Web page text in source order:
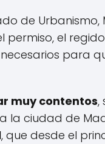
de Urbanismo,
el
para
muy contentos,
la ciudad de
, que desde el